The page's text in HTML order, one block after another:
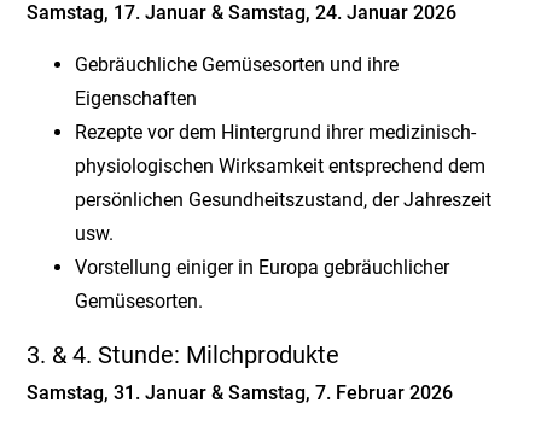
Samstag, 17. Januar & Samstag, 24. Januar 2026
Gebräuchliche Gemüsesorten und ihre
Eigenschaften
Rezepte vor dem Hintergrund ihrer medizinisch-
physiologischen Wirksamkeit entsprechend dem
persönlichen Gesundheitszustand, der Jahreszeit
usw.
Vorstellung einiger in Europa gebräuchlicher
Gemüsesorten.
3. & 4. Stunde: Milchprodukte
Samstag, 31. Januar & Samstag, 7. Februar 2026